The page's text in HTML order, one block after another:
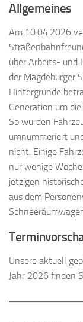
Allgemeines
Am 10.04.2026
über Arbeits- und
der Magdeburger
Hintergründe
Generation um
So wurden
umnummeriert
nicht. Einige
nur wenige
jetzigen
aus dem
Unsere aktuell
Jahr 2026 finden